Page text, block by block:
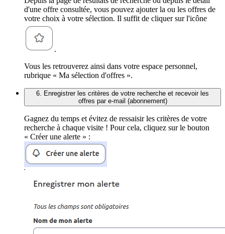
d'une offre consultée, vous pouvez ajouter la ou les offres de
votre choix à votre sélection. Il suffit de cliquer sur l'icône
.
Vous les retrouverez ainsi dans votre espace personnel,
rubrique « Ma sélection d'offres ».
6. Enregistrer les critères de votre recherche et recevoir les
offres par e-mail (abonnement)
Gagnez du temps et évitez de ressaisir les critères de votre
recherche à chaque visite ! Pour cela, cliquez sur le bouton
« Créer une alerte » :